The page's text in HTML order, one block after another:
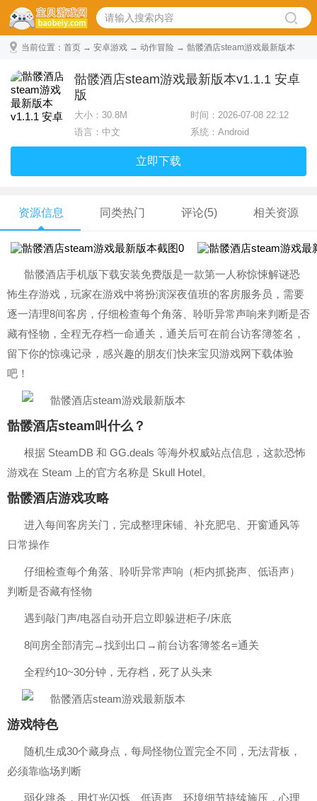
当前位置： 首页 → 安卓游戏 → 动作冒险 → 骷髅酒店steam游戏最新版本
骷髅酒店steam游戏最新版本v1.1.1 安卓
版
大小： 30.8M
时间：2026-07-08 22:12
语言：中文
系统：Android
立即下载
资源信息 同类热门 评论(5) 相关资源
骷髅酒店手机版下载安装免费版是一款第一人称惊悚解谜恐
怖生存游戏，玩家在游戏中将扮演深夜值班的客房服务员，需要
逐一清理8间客房，仔细检查每个角落、聆听异常声响来判断是否
藏有怪物，全程无存档一命通关，通关后可在前台访客簿签名，
留下你的惊魂记录，感兴趣的朋友们快来宝贝游戏网下载体验
吧！
骷髅酒店steam叫什么？
根据 SteamDB 和 GG.deals 等海外权威站点信息，这款恐怖
游戏在 Steam 上的官方名称是 ‌Skull Hotel‌。‌‌‌
骷髅酒店游戏攻略
进入每间客房关门，完成整理床铺、补充肥皂、开窗通风等
日常操作
仔细检查每个角落、聆听异常声响（柜内抓挠声、低语声）
判断是否藏有怪物
遇到敲门声/电器自动开启立即躲进柜子/床底
8间房全部清完→找到出口→前台访客簿签名=通关
全程约10~30分钟，无存档，死了从头来
游戏特色
随机生成30个藏身点，每局怪物位置完全不同，无法背板，
必须靠临场判断
弱化跳杀，用灯光闪烁、低语声、环境细节持续施压，心理